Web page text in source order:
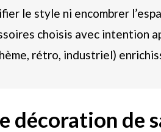
le style ni encombrer
choisis avec intention
rétro, industriel)
décoration de